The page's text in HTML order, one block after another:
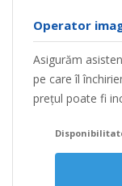
Operator
Asigurăm
pe care îl
prețul poate fi